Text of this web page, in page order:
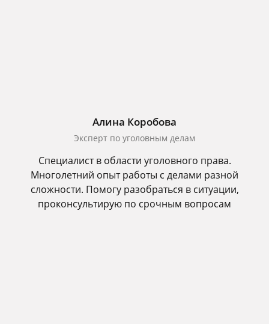
Алина Коробова
Эксперт по уголовным делам
Специалист в области уголовного права.
Многолетний опыт работы с делами разной
сложности. Помогу разобраться в ситуации,
проконсультирую по срочным вопросам